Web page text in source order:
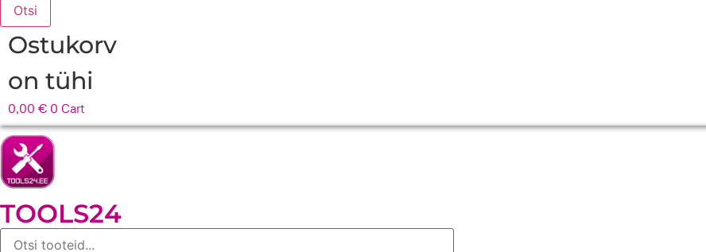
Otsi
Ostukorv
on tühi
0,00 € 0 Cart
TOOLS24
Products
search